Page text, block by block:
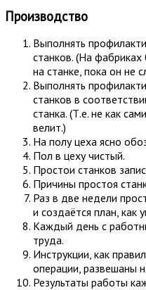
Производство
Выполнять
станков. (На
на станке, пока он не
Выполнять
станков в
станка. (Т.е. не как
велит.)
На полу цеха ясно
Пол в цеху чистый.
Простои станков
Причины простоя
Раз в две недели
и создаётся план, как
Каждый день с
труда.
Инструкции, как
операции, развешаны
Результаты работы